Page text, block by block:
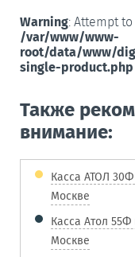
Warning: Attempt
/var/www/www-
root/data/www/
single-product.php
Также
внимание:
Касса АТОЛ 30Ф
Москве
Касса Атол 55Ф
Москве